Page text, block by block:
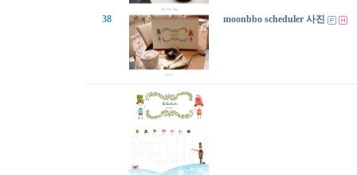
38 moonbbo scheduler 사진